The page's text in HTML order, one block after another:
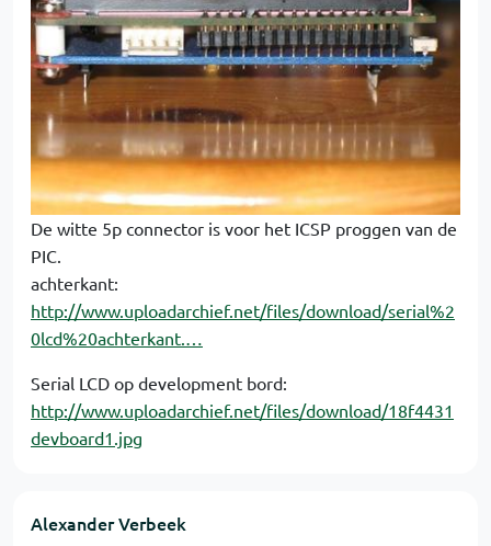
De witte 5p connector is voor het ICSP proggen van de
PIC.
achterkant:
http://www.uploadarchief.net/files/download/serial%2
0lcd%20achterkant.…
Serial LCD op development bord:
http://www.uploadarchief.net/files/download/18f4431
devboard1.jpg
Alexander Verbeek